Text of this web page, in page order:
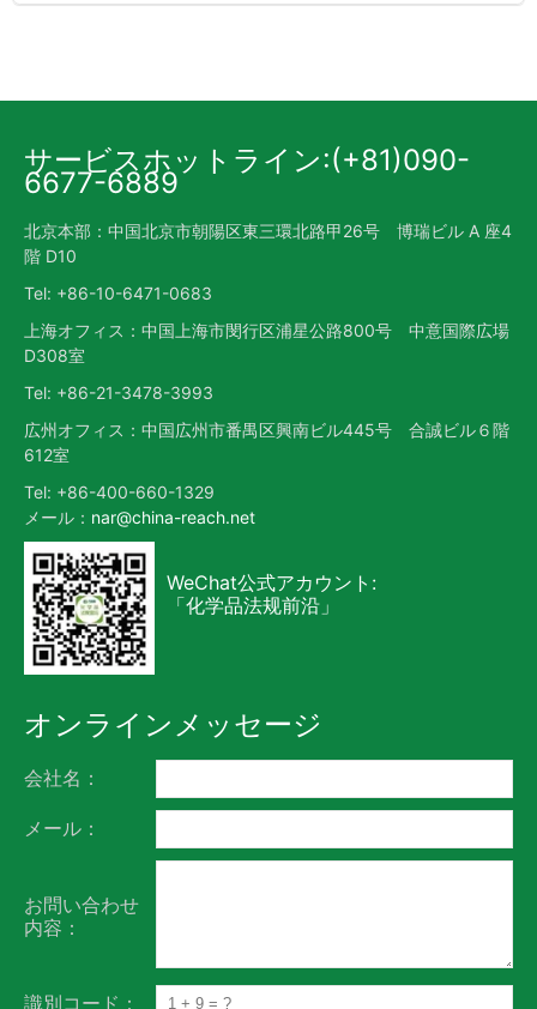
サービスホットライン:(+81)090-
6677-6889
北京本部：中国北京市朝陽区東三環北路甲26号 博瑞ビル A 座4
階 D10
Tel: +86-10-6471-0683
上海オフィス：中国上海市閔行区浦星公路800号 中意国際広場
D308室
Tel: +86-21-3478-3993
広州オフィス：中国広州市番禺区興南ビル445号 合誠ビル６階
612室
Tel: +86-400-660-1329
メール： nar@china-reach.net
WeChat公式アカウント:
「化学品法规前沿」
オンラインメッセージ
会社名：
メール：
お問い合わせ
内容：
識別コード：